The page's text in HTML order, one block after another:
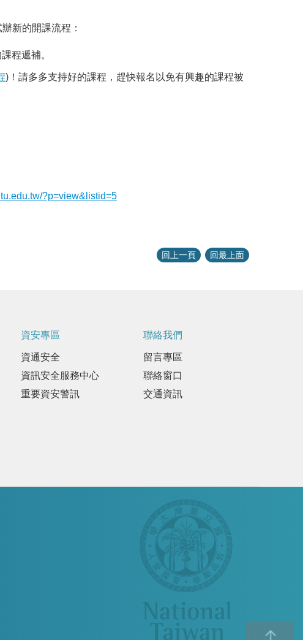
新的開課流程：
程遞補。
)！請多多支持好的課程，趕快報名以免有興趣的課程被
?p=view&listid=5
回上一頁 回最上面
資安專區
資通安全
資訊安全服務中心
重要資安警訊
聯絡我們
留言專區
聯絡窗口
交通資訊